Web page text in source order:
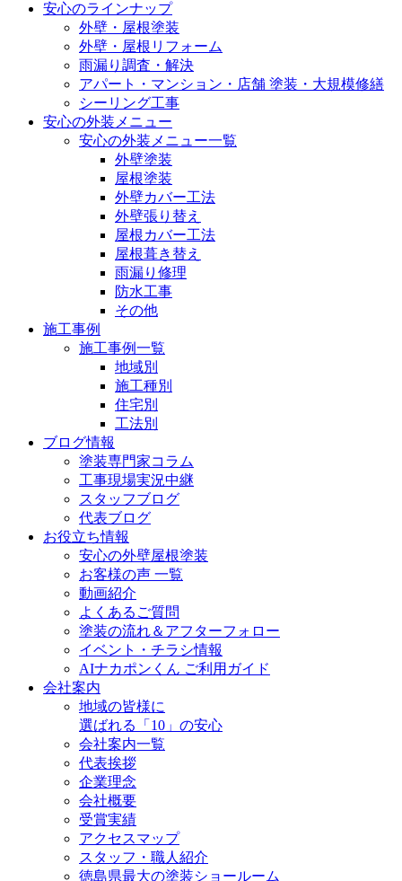
安心のラインナップ
外壁・屋根塗装
外壁・屋根リフォーム
雨漏り調査・解決
アパート・マンション・店舗 塗装・大規模修繕
シーリング工事
安心の外装メニュー
安心の外装メニュー一覧
外壁塗装
屋根塗装
外壁カバー工法
外壁張り替え
屋根カバー工法
屋根葺き替え
雨漏り修理
防水工事
その他
施工事例
施工事例一覧
地域別
施工種別
住宅別
工法別
ブログ情報
塗装専門家コラム
工事現場実況中継
スタッフブログ
代表ブログ
お役立ち情報
安心の外壁屋根塗装
お客様の声 一覧
動画紹介
よくあるご質問
塗装の流れ＆アフターフォロー
イベント・チラシ情報
AIナカポンくん ご利用ガイド
会社案内
地域の皆様に
選ばれる「10」の安心
会社案内一覧
代表挨拶
企業理念
会社概要
受賞実績
アクセスマップ
スタッフ・職人紹介
徳島県最大の塗装ショールーム